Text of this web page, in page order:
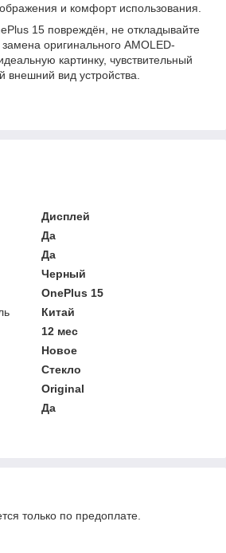
и комфорт использования.
15 повреждён, не откладывайте
оригинального AMOLED-
картинку, чувствительный
вид устройства.
Дисплей
Да
Да
Черный
OnePlus 15
Китай
12 мес
Новое
Стекло
Original
Да
только по предоплате.